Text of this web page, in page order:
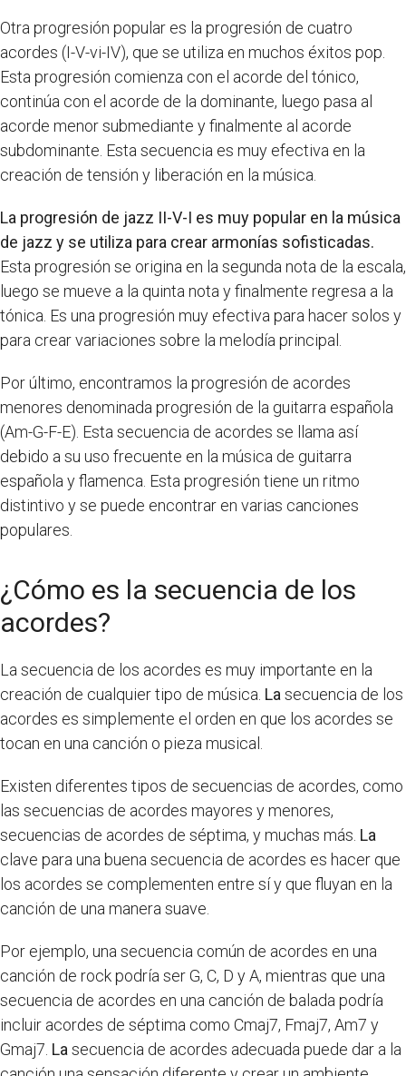
Otra progresión popular es la progresión de cuatro
acordes (I-V-vi-IV), que se utiliza en muchos éxitos pop.
Esta progresión comienza con el acorde del tónico,
continúa con el acorde de la dominante, luego pasa al
acorde menor submediante y finalmente al acorde
subdominante. Esta secuencia es muy efectiva en la
creación de tensión y liberación en la música.
La progresión de jazz II-V-I es muy popular en la música
de jazz y se utiliza para crear armonías sofisticadas.
Esta progresión se origina en la segunda nota de la escala,
luego se mueve a la quinta nota y finalmente regresa a la
tónica. Es una progresión muy efectiva para hacer solos y
para crear variaciones sobre la melodía principal.
Por último, encontramos la progresión de acordes
menores denominada progresión de la guitarra española
(Am-G-F-E). Esta secuencia de acordes se llama así
debido a su uso frecuente en la música de guitarra
española y flamenca. Esta progresión tiene un ritmo
distintivo y se puede encontrar en varias canciones
populares.
¿Cómo es la secuencia de los
acordes?
La secuencia de los acordes es muy importante en la
creación de cualquier tipo de música. Lasecuencia de los
acordes es simplemente el orden en que los acordes se
tocan en una canción o pieza musical.
Existen diferentes tipos de secuencias de acordes, como
las secuencias de acordes mayores y menores,
secuencias de acordes de séptima, y muchas más. La
clave para una buena secuencia de acordes es hacer que
los acordes se complementen entre sí y que fluyan en la
canción de una manera suave.
Por ejemplo, una secuencia común de acordes en una
canción de rock podría ser G, C, D y A, mientras que una
secuencia de acordes en una canción de balada podría
incluir acordes de séptima como Cmaj7, Fmaj7, Am7 y
Gmaj7. Lasecuencia de acordes adecuada puede dar a la